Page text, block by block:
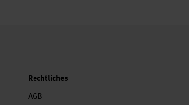
Rechtliches
AGB